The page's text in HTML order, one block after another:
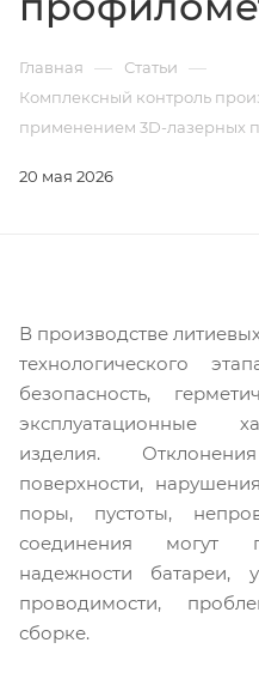
Главная — Статьи —
Комплексный контроль
применением 3D-лазерных
20 мая 2026
В производстве
технологического
безопасность,
эксплуатационные
изделия.
поверхности,
поры, пустоты,
соединения могут
надежности батареи,
проводимости,
сборке.